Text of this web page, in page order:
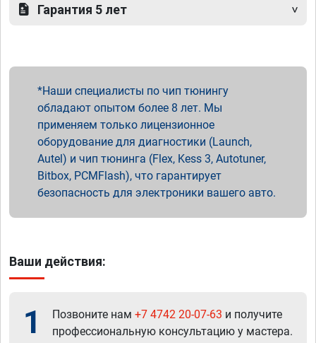
Гарантия 5 лет
Наши специалисты по чип тюнингу
обладают опытом более 8 лет. Мы
применяем только лицензионное
оборудование для диагностики (Launch,
Autel) и чип тюнинга (Flex, Kess 3, Autotuner,
Bitbox, PCMFlash), что гарантирует
безопасность для электроники вашего авто.
Ваши действия:
1 Позвоните нам +7 4742 20-07-63 и получите
профессиональную консультацию у мастера.